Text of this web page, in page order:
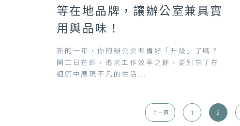
等在地品牌，讓辦公室兼具實
用與品味！
新的一年，你的辦公桌準備好「升級」了嗎？
開工日在即，追求工作效率之餘，更別忘了在
細節中展現不凡的生活...
上一頁 1 2